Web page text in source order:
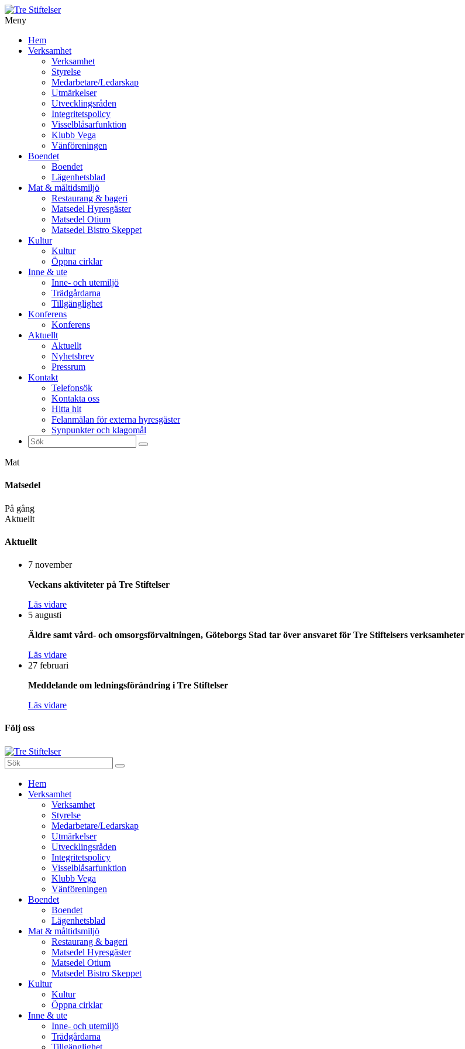
Meny
vidare
Hem
Verksamhet
Verksamhet
Styrelse
Medarbetare/Ledarskap
Utmärkelser
Utvecklingsråden
Integritetspolicy
Visselblåsarfunktion
Klubb Vega
Vänföreningen
Boendet
Boendet
Lägenhetsblad
Mat & måltidsmiljö
Restaurang & bageri
Matsedel Hyresgäster
Matsedel Otium
Matsedel Bistro Skeppet
Kultur
Kultur
Öppna cirklar
Inne & ute
Inne- och utemiljö
Trädgårdarna
Tillgänglighet
Konferens
Konferens
Aktuellt
Aktuellt
Nyhetsbrev
Pressrum
Kontakt
Telefonsök
Kontakta oss
Hitta hit
Felanmälan för externa hyresgäster
Synpunkter och klagomål
Sök
efter:
Mat
Matsedel
På gång
Aktuellt
Aktuellt
7 november
Veckans aktiviteter på Tre Stiftelser
Läs vidare
5 augusti
Äldre samt vård- och omsorgsförvaltningen, Göteborgs Stad tar över ansvaret för Tre Stiftelsers verksamheter
Läs vidare
27 februari
Meddelande om ledningsförändring i Tre Stiftelser
Läs vidare
Följ oss
Sök
efter:
vidare
Hem
Verksamhet
Verksamhet
Styrelse
Medarbetare/Ledarskap
Utmärkelser
Utvecklingsråden
Integritetspolicy
Visselblåsarfunktion
Klubb Vega
Vänföreningen
Boendet
Boendet
Lägenhetsblad
Mat & måltidsmiljö
Restaurang & bageri
Matsedel Hyresgäster
Matsedel Otium
Matsedel Bistro Skeppet
Kultur
Kultur
Öppna cirklar
Inne & ute
Inne- och utemiljö
Trädgårdarna
Tillgänglighet